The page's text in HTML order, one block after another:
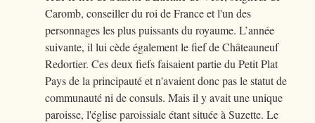
Caromb, conseiller du roi de France et l'un des
personnages les plus puissants du royaume. L’année
suivante, il lui cède également le fief de Châteauneuf
Redortier. Ces deux fiefs faisaient partie du Petit Plat
Pays de la principauté et n'avaient donc pas le statut de
communauté ni de consuls. Mais il y avait une unique
paroisse, l'église paroissiale étant située à Suzette. Le